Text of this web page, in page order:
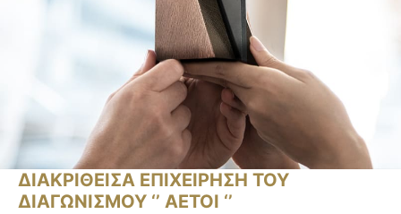
ΔΙΑΚΡΙΘΕΙΣΑ ΕΠΙΧΕΙΡΗΣΗ ΤΟΥ
ΔΙΑΓΩΝΙΣΜΟΥ ‘’ ΑΕΤΟΙ ‘’